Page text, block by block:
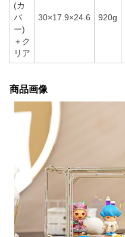
(カ
バ
ー)
＋ク
リア
30×17.9×24.6 920g
商品画像